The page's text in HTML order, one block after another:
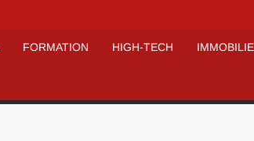
FORMATION HIGH-TECH